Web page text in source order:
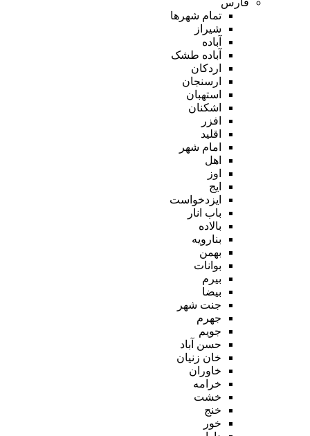
تمام شهر‌ها
شیراز
آباده
آباده طشک
اردکان
ارسنجان
استهبان
اشکنان
افزر
اقلید
امام شهر
اهل
اوز
ایج
ایزدخواست
باب انار
بالاده
بنارویه
بهمن
بوانات
بیرم
بیضا
جنت شهر
جهرم
جویم
حسن آباد
خان زنیان
خاوران
خرامه
خشت
خنج
خور